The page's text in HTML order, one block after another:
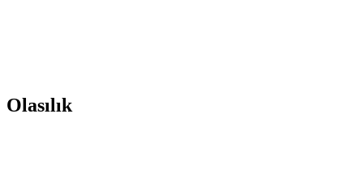
Olasılık